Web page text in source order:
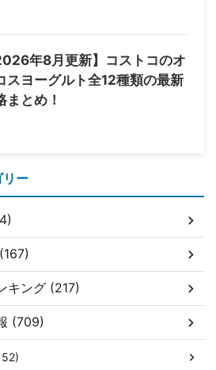
年8月更新】コストコのオ
スヨーグルト全12種類の最新
まとめ！
リー
キング (217)
(709)